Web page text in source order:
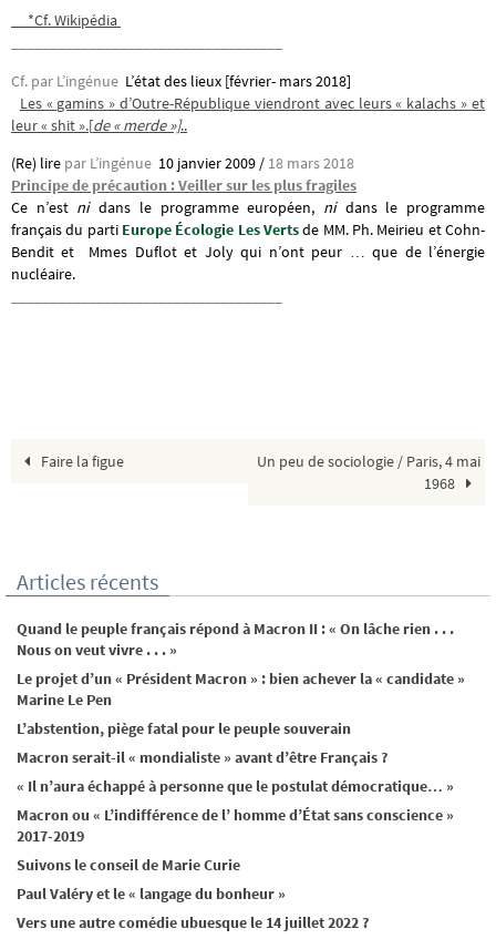
*Cf. Wikipédia
Cf. par L’ingénue L’état des lieux [février- mars 2018]
Les « gamins » d’Outre-République viendront avec leurs « kalachs » et
leur « shit ».[de « merde »]..
(Re) lire par L’ingénue 10 janvier 2009 / 18 mars 2018
Principe de précaution : Veiller sur les plus fragiles
Ce n’est nidans le programme européen, nidans le programme
français du parti Europe Écologie Les Vertsde MM. Ph. Meirieu et Cohn-
Bendit et Mmes Duflot et Jolyqui n’ont peur … que de l’énergie
nucléaire.
Faire la figue
Un peu de sociologie / Paris, 4 mai
1968
Articles récents
Quand le peuple français répond à Macron II : « On lâche rien . . .
Nous on veut vivre . . . »
Le projet d’un « Président Macron » : bien achever la « candidate »
Marine Le Pen
L’abstention, piège fatal pour le peuple souverain
Macron serait-il « mondialiste » avant d’être Français ?
« Il n’aura échappé à personne que le postulat démocratique… »
Macron ou « L’indifférence de l’ homme d’État sans conscience »
2017-2019
Suivons le conseil de Marie Curie
Paul Valéry et le « langage du bonheur »
Vers une autre comédie ubuesque le 14 juillet 2022 ?